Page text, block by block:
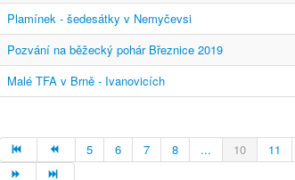
Plamínek - šedesátky v Nemyčevsi
Pozvání na běžecký pohár Březnice 2019
Malé TFA v Brně - Ivanovicích
5
6 7 8 ... 10 11